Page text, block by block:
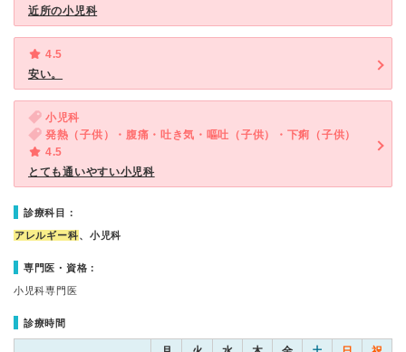
近所の小児科
4.5
安い。
小児科
発熱（子供）・腹痛・吐き気・嘔吐（子供）・下痢（子供）
4.5
とても通いやすい小児科
診療科目：
アレルギー科、小児科
専門医・資格：
小児科専門医
診療時間